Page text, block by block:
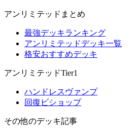
アンリミテッドまとめ
最強デッキランキング
アンリミテッドデッキ一覧
格安おすすめデッキ
アンリミテッドTier1
ハンドレスヴァンプ
回復ビショップ
その他のデッキ記事